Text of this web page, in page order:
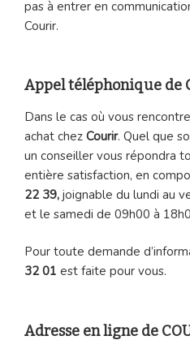
pas à entrer en
Courir.
Appel téléphonique de
Dans le cas où vous
achat chez Courir. Quel que
un conseiller vous répondra
entière satisfaction, en
22 39, joignable du lundi au
et le samedi de 09h00 à
Pour toute demande
32 01 est faite pour vous.
Adresse en ligne de